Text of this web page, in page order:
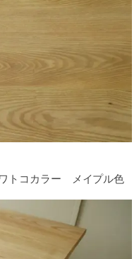
トコカラー メイプル色